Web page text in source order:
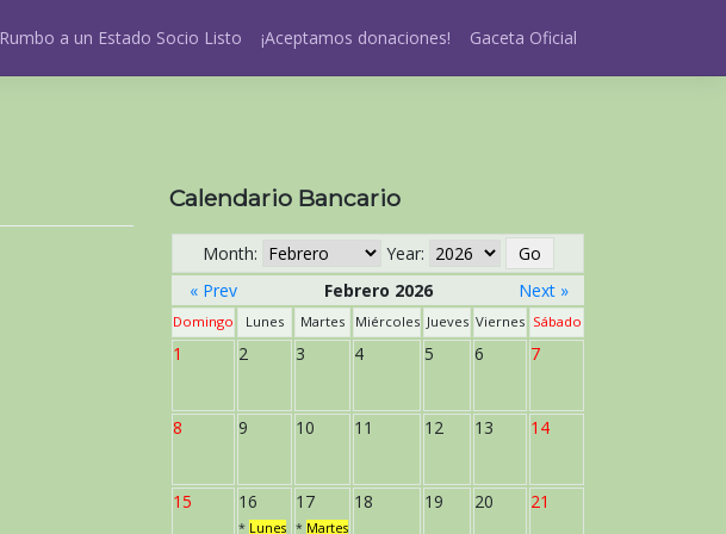
Rumbo a un Estado Socio Listo ¡Aceptamos donaciones! Gaceta Oficial
Calendario Bancario
Month:
Year:
« Prev
Febrero 2026 Next »
Domingo Lunes Martes Miércoles Jueves Viernes Sábado
1 2 3 4 5 6 7
8 9 10 11 12 13 14
15 16
* Lunes
17
* Martes
18 19 20 21